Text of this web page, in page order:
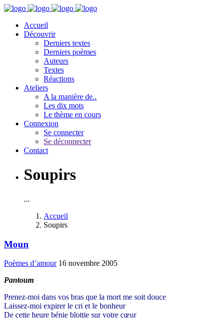
Accueil
Découvrir
Derniers textes
Derniers poèmes
Auteurs
Textes
Réactions
Ateliers
A la manière de..
Les dix mots
Le thème en cours
Connexion
Se connecter
Se déconnecter
Contact
Soupirs
...
Accueil
Soupirs
Moun
Poèmes d’amour 16 novembre 2005
Pantoum
Prenez-moi dans vos bras que la mort me soit douce
Laissez-moi expirer le cri et le bonheur
De cette heure bénie blottie sur votre cœur